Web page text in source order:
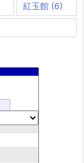
紅玉館(6)